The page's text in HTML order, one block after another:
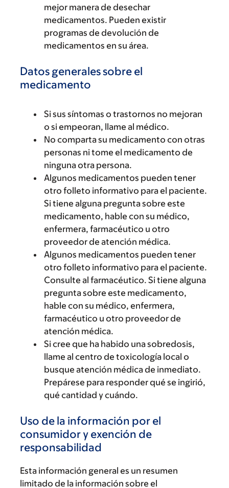
mejor manera de desechar
medicamentos. Pueden existir
programas de devolución de
medicamentos en su área.
Datos generales sobre el
medicamento
Si sus síntomas o trastornos no mejoran
o si empeoran, llame al médico.
No comparta su medicamento con otras
personas ni tome el medicamento de
ninguna otra persona.
Algunos medicamentos pueden tener
otro folleto informativo para el paciente.
Si tiene alguna pregunta sobre este
medicamento, hable con su médico,
enfermera, farmacéutico u otro
proveedor de atención médica.
Algunos medicamentos pueden tener
otro folleto informativo para el paciente.
Consulte al farmacéutico. Si tiene alguna
pregunta sobre este medicamento,
hable con su médico, enfermera,
farmacéutico u otro proveedor de
atención médica.
Si cree que ha habido una sobredosis,
llame al centro de toxicología local o
busque atención médica de inmediato.
Prepárese para responder qué se ingirió,
qué cantidad y cuándo.
Uso de la información por el
consumidor y exención de
responsabilidad
Esta información general es un resumen
limitado de la información sobre el